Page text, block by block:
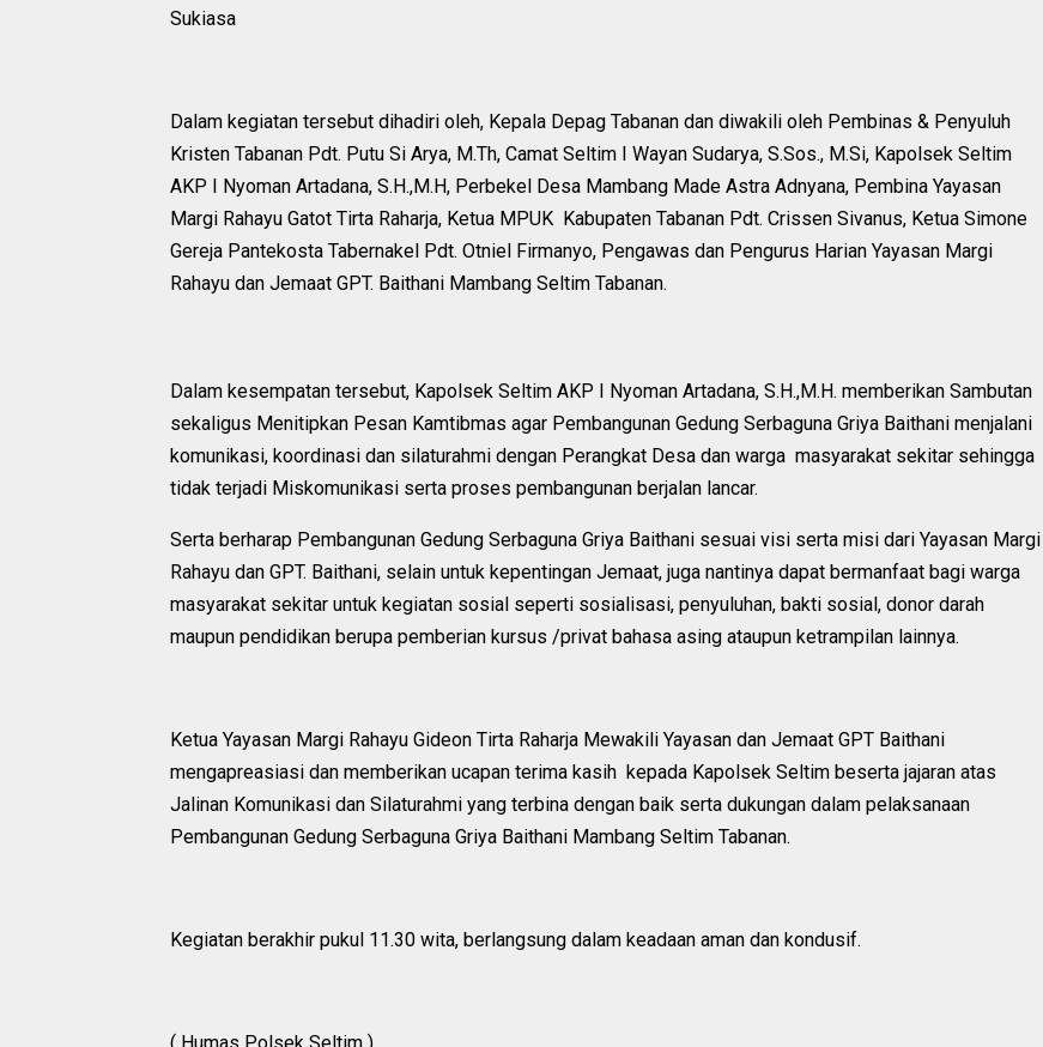
Sukiasa
Dalam kegiatan tersebut dihadiri oleh, Kepala Depag Tabanan dan diwakili oleh Pembinas & Penyuluh
Kristen Tabanan Pdt. Putu Si Arya, M.Th, Camat Seltim I Wayan Sudarya, S.Sos., M.Si, Kapolsek Seltim
AKP I Nyoman Artadana, S.H.,M.H, Perbekel Desa Mambang Made Astra Adnyana, Pembina Yayasan
Margi Rahayu Gatot Tirta Raharja, Ketua MPUK Kabupaten Tabanan Pdt. Crissen Sivanus, Ketua Simone
Gereja Pantekosta Tabernakel Pdt. Otniel Firmanyo, Pengawas dan Pengurus Harian Yayasan Margi
Rahayu dan Jemaat GPT. Baithani Mambang Seltim Tabanan.
Dalam kesempatan tersebut, Kapolsek Seltim AKP I Nyoman Artadana, S.H.,M.H. memberikan Sambutan
sekaligus Menitipkan Pesan Kamtibmas agar Pembangunan Gedung Serbaguna Griya Baithani menjalani
komunikasi, koordinasi dan silaturahmi dengan Perangkat Desa dan warga masyarakat sekitar sehingga
tidak terjadi Miskomunikasi serta proses pembangunan berjalan lancar.
Serta berharap Pembangunan Gedung Serbaguna Griya Baithani sesuai visi serta misi dari Yayasan Margi
Rahayu dan GPT. Baithani, selain untuk kepentingan Jemaat, juga nantinya dapat bermanfaat bagi warga
masyarakat sekitar untuk kegiatan sosial seperti sosialisasi, penyuluhan, bakti sosial, donor darah
maupun pendidikan berupa pemberian kursus /privat bahasa asing ataupun ketrampilan lainnya.
Ketua Yayasan Margi Rahayu Gideon Tirta Raharja Mewakili Yayasan dan Jemaat GPT Baithani
mengapreasiasi dan memberikan ucapan terima kasih kepada Kapolsek Seltim beserta jajaran atas
Jalinan Komunikasi dan Silaturahmi yang terbina dengan baik serta dukungan dalam pelaksanaan
Pembangunan Gedung Serbaguna Griya Baithani Mambang Seltim Tabanan.
Kegiatan berakhir pukul 11.30 wita, berlangsung dalam keadaan aman dan kondusif.